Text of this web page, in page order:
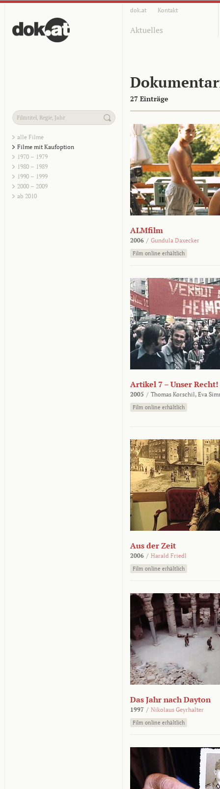
dok.at Kontakt
Aktuelles
27 Einträge
alle Filme
Filme mit Kaufoption
1970 – 1979
1980 – 1989
1990 – 1999
2000 – 2009
ab 2010
ALMfilm
2006 / Gundula Daxecker
Film online erhältlich
Artikel 7 – Unser Recht!
2005 / Thomas Korschil, Eva
Film online erhältlich
Aus der Zeit
2006 / Harald Friedl
Film online erhältlich
Das Jahr nach Dayton
1997 / Nikolaus Geyrhalter
Film online erhältlich